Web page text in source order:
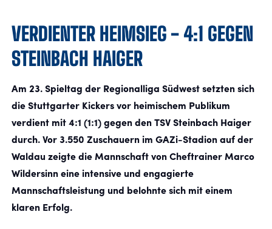
FANSHOP
TICKETS
KONTAKT
Präsentiert von
VERDIENTER HEIMSIEG - 4:1 GEGEN
STEINBACH HAIGER
Am 23. Spieltag der Regionalliga Südwest setzten sich
die Stuttgarter Kickers vor heimischem Publikum
verdient mit 4:1 (1:1) gegen den TSV Steinbach Haiger
durch. Vor 3.550 Zuschauern im GAZi-Stadion auf der
Waldau zeigte die Mannschaft von Cheftrainer Marco
Wildersinn eine intensive und engagierte
Mannschaftsleistung und belohnte sich mit einem
klaren Erfolg.